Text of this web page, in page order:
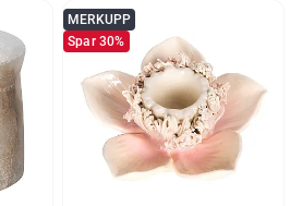
MERKUPP
Spar 30%